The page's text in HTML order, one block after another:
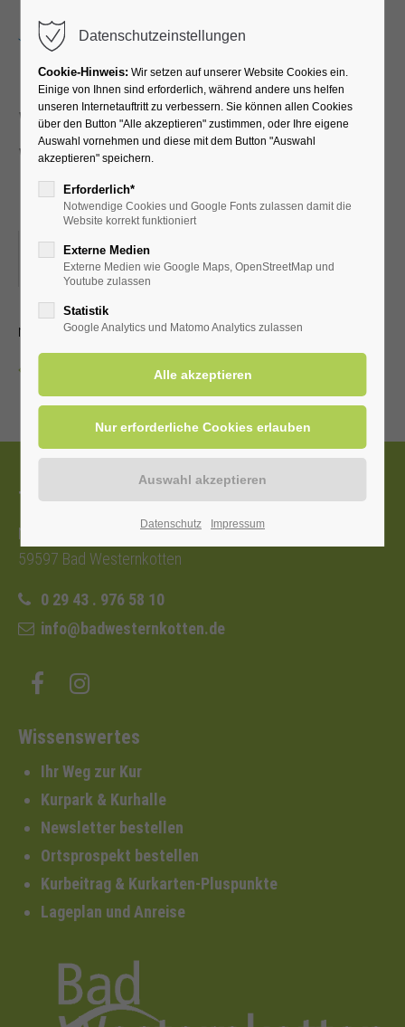
Walking und Nordic-
Walking für
Fortgeschrittene
10.03.2026, 09:00
ORT: EINGANG KURPARK (FAHRRADSTÄNDER)
mit dem LTV Aktiv Bad Westernkotten
Tourist-Information
Nordstraße 2b
59597 Bad Westernkotten
0 29 43 . 976 58 10
info@badwesternkotten.de
Wissenswertes
Ihr Weg zur Kur
Kurpark & Kurhalle
Newsletter bestellen
Ortsprospekt bestellen
Kurbeitrag & Kurkarten-Pluspunkte
Lageplan und Anreise
Datenschutzeinstellungen
Cookie-Hinweis: Wir setzen auf unserer Website Cookies ein.
Einige von Ihnen sind erforderlich, während andere uns helfen
unseren Internetauftritt zu verbessern. Sie können allen Cookies
über den Button "Alle akzeptieren" zustimmen, oder Ihre eigene
Auswahl vornehmen und diese mit dem Button "Auswahl
akzeptieren" speichern.
Erforderlich*
Notwendige Cookies und Google Fonts zulassen damit die
Website korrekt funktioniert
Externe Medien
Externe Medien wie Google Maps, OpenStreetMap und
Youtube zulassen
Statistik
Google Analytics und Matomo Analytics zulassen
Datenschutz Impressum